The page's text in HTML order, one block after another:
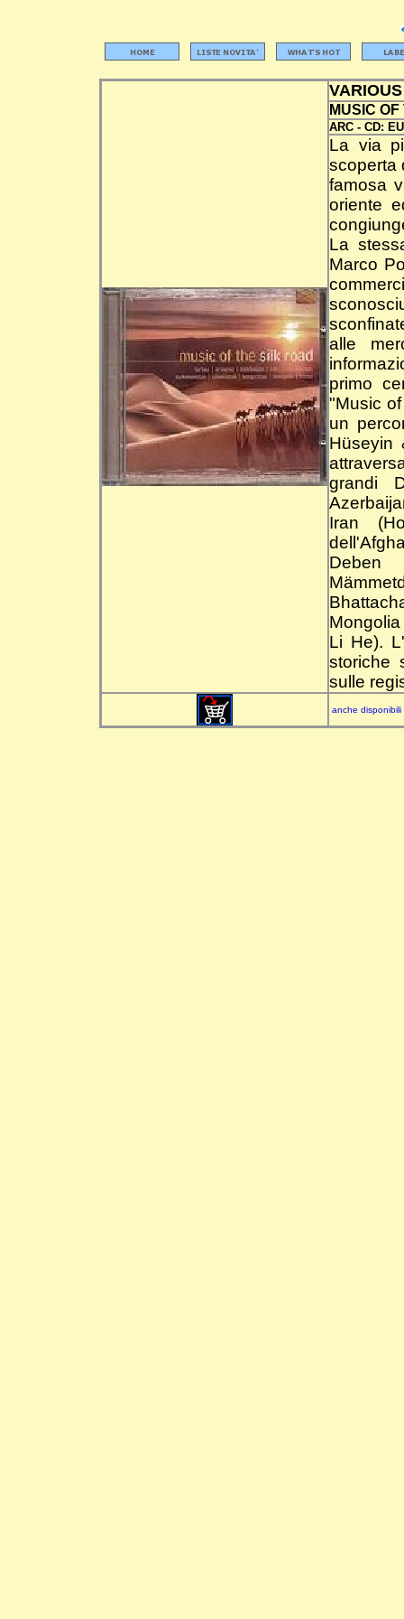
VARIOUS
MUSIC
ARC - CD:
La via
scoperta
famosa
oriente
La
Marco
alle
primo
"Music
un
Hüseyin
grandi
Iran
Deben
Li He).
storiche
sulle
anche disponibili